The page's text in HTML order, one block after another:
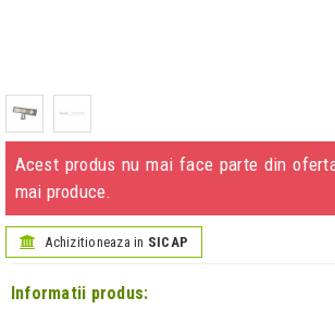
Acest produs nu mai face parte din
mai produce.
Achizitioneaza in SICAP
Informatii produs: